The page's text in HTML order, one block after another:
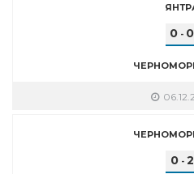
0 - 0
0- 2